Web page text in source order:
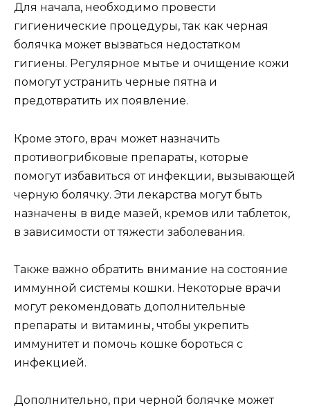
Для начала, необходимо провести
гигиенические процедуры, так как черная
болячка может вызваться недостатком
гигиены. Регулярное мытье и очищение кожи
помогут устранить черные пятна и
предотвратить их появление.
Кроме этого, врач может назначить
противогрибковые препараты, которые
помогут избавиться от инфекции, вызывающей
черную болячку. Эти лекарства могут быть
назначены в виде мазей, кремов или таблеток,
в зависимости от тяжести заболевания.
Также важно обратить внимание на состояние
иммунной системы кошки. Некоторые врачи
могут рекомендовать дополнительные
препараты и витамины, чтобы укрепить
иммунитет и помочь кошке бороться с
инфекцией.
Дополнительно, при черной болячке может